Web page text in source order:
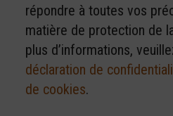
répondre à toutes vos
matière de protection de
plus d’informations,
déclaration de
de cookies.